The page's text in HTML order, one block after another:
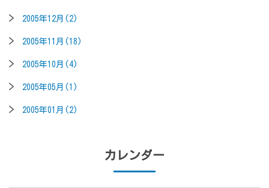
2005年12月(2)
2005年11月(18)
2005年10月(4)
2005年05月(1)
2005年01月(2)
カレンダー